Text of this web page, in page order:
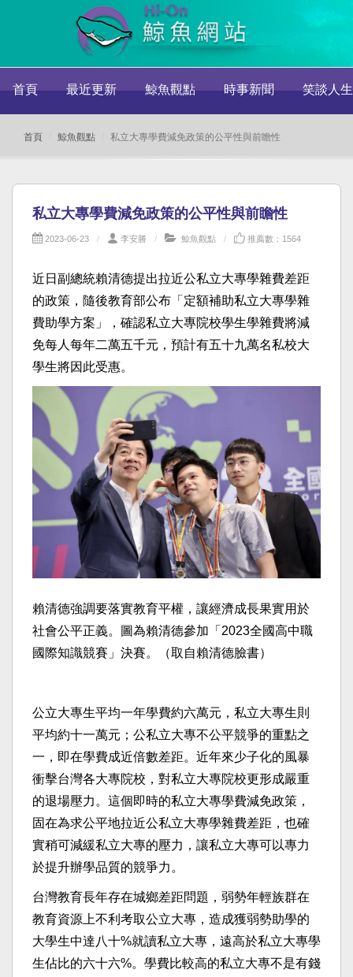
首頁 最近更新 鯨魚觀點 時事新聞 笑談人生
首頁 鯨魚觀點 私立大專學費減免政策的公平性與前瞻性
私立大專學費減免政策的公平性與前瞻性
2023-06-23 李安勝 鯨魚觀點 推薦數：1564
近日副總統賴清德提出拉近公私立大專學雜費差距
的政策，隨後教育部公布「定額補助私立大專學雜
費助學方案」，確認私立大專院校學生學雜費將減
免每人每年二萬五千元，預計有五十九萬名私校大
學生將因此受惠。
賴清德強調要落實教育平權，讓經濟成長果實用於
社會公平正義。圖為賴清德參加「2023全國高中職
國際知識競賽」決賽。（取自賴清德臉書）
公立大專生平均一年學費約六萬元，私立大專生則
平均約十一萬元；公私立大專不公平競爭的重點之
一，即在學費成近倍數差距。近年來少子化的風暴
衝擊台灣各大專院校，對私立大專院校更形成嚴重
的退場壓力。這個即時的私立大專學費減免政策，
固在為求公平地拉近公私立大專學雜費差距，也確
實稍可減緩私立大專的壓力，讓私立大專可以專力
於提升辦學品質的競爭力。
台灣教育長年存在城鄉差距問題，弱勢年輕族群在
教育資源上不利考取公立大專，造成獲弱勢助學的
大學生中達八十%就讀私立大專，遠高於私立大專學
生佔比的六十六%。學費比較高的私立大專不是有錢